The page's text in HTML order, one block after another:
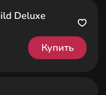
Deluxe
Купить